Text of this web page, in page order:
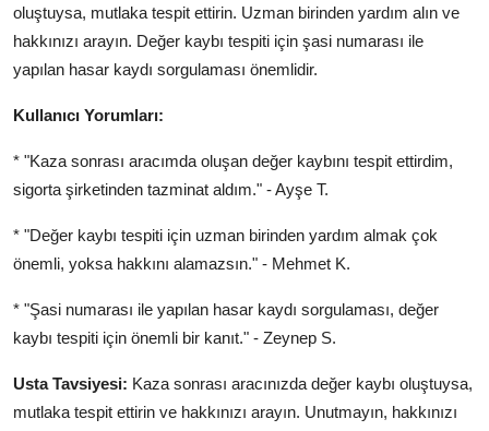
oluştuysa, mutlaka tespit ettirin. Uzman birinden yardım alın ve
hakkınızı arayın. Değer kaybı tespiti için şasi numarası ile
yapılan hasar kaydı sorgulaması önemlidir.
Kullanıcı Yorumları:
* "Kaza sonrası aracımda oluşan değer kaybını tespit ettirdim,
sigorta şirketinden tazminat aldım." - Ayşe T.
* "Değer kaybı tespiti için uzman birinden yardım almak çok
önemli, yoksa hakkını alamazsın." - Mehmet K.
* "Şasi numarası ile yapılan hasar kaydı sorgulaması, değer
kaybı tespiti için önemli bir kanıt." - Zeynep S.
Usta Tavsiyesi: Kaza sonrası aracınızda değer kaybı oluştuysa,
mutlaka tespit ettirin ve hakkınızı arayın. Unutmayın, hakkınızı